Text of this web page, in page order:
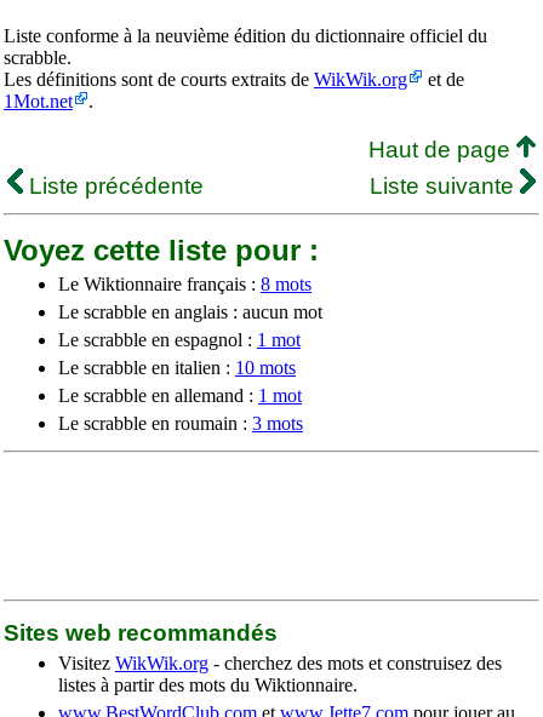
Liste conforme à la neuvième édition du dictionnaire officiel du
scrabble.
Les définitions sont de courts extraits de WikWik.org
et de
1Mot.net
.
Haut de page
Liste précédente
Liste suivante
Voyez cette liste pour :
Le Wiktionnaire français : 8 mots
Le scrabble en anglais : aucun mot
Le scrabble en espagnol : 1 mot
Le scrabble en italien : 10 mots
Le scrabble en allemand : 1 mot
Le scrabble en roumain : 3 mots
Sites web recommandés
Visitez WikWik.org - cherchez des mots et construisez des
listes à partir des mots du Wiktionnaire.
www.BestWordClub.com et www.Jette7.com pour jouer au